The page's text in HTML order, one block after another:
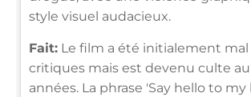
style visuel audacieux.
Fait: Le film a été initialement mal
critiques mais est devenu culte
années. La phrase 'Say hello to